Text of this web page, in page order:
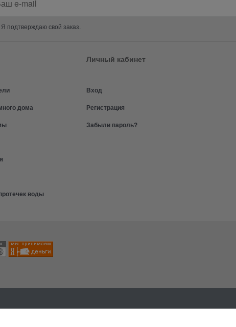
Я подтверждаю свой заказ.
дома
воды
Личный кабинет
Вход
Регистрация
Забыли пароль?